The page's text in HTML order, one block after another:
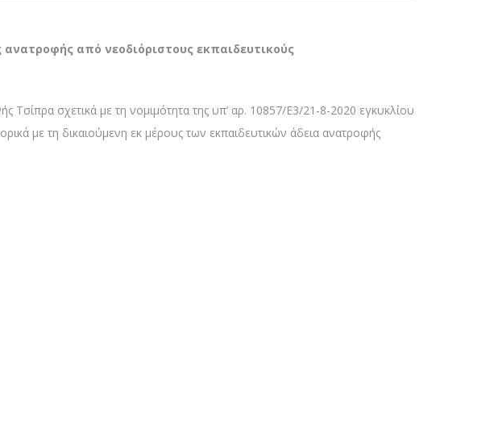
από νεοδιόριστους εκπαιδευτικούς
σχετικά με τη νομιμότητα της υπ’ αρ. 10857/Ε3/21-8-2020 εγκυκλίου
με τη δικαιούμενη εκ μέρους των εκπαιδευτικών άδεια ανατροφής